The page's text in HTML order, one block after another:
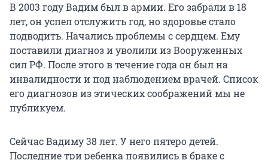
В 2003 году Вадим был в армии. Его забрали в 18
лет, он успел отслужить год, но здоровье стало
подводить. Начались проблемы с сердцем. Ему
поставили диагноз и уволили из Вооруженных
сил РФ. После этого в течение года он был на
инвалидности и под наблюдением врачей. Список
его диагнозов из этических соображений мы не
публикуем.
Сейчас Вадиму 38 лет. У него пятеро детей.
Последние три ребенка появились в браке с